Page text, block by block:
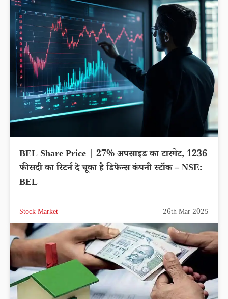
BEL Share Price | 27% अपसाइड का टारगेट, 1236
फीसदी का रिटर्न दे चूका है डिफेन्स कंपनी स्टॉक – NSE:
BEL
Stock Market 26th Mar 2025